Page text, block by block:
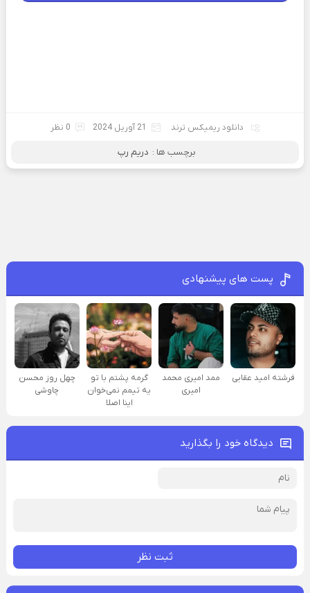
دانلود ریمیکس ترند 21 آوریل 2024 0 نظر
برچسب ها : دریم رپ
پست های پیشنهادی
فرشته امید عقابی
ممد امیری محمد
امیری
گرمه پشتم با تو
یه تیمم نمی‌خوان
اینا اصلا
چهل روز محسن
چاوشی
دیدگاه خود را بگذارید
ثبت نظر